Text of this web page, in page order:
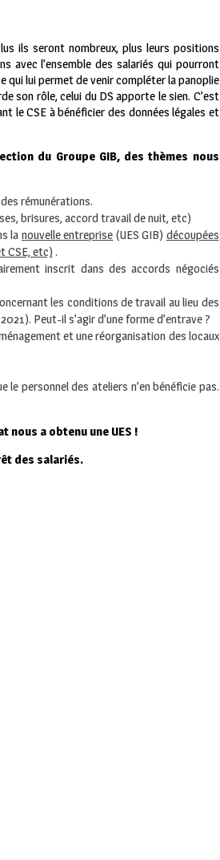
ils seront nombreux, plus leurs positions
avec l’ensemble des salariés qui pourront
qui lui permet de venir compléter la panoplie
son rôle, celui du DS apporte le sien. C’est
le CSE à bénéficier des données légales et
du Groupe GIB, des thèmes nous
rémunérations.
brisures, accord travail de nuit, etc)
la nouvelle entreprise (UES GIB) découpées
CSE, etc) .
inscrit dans des accords négociés
les conditions de travail au lieu des
Peut-il s’agir d’une forme d’entrave ?
et une réorganisation des locaux
personnel des ateliers n’en bénéficie pas.
nous a obtenu une UES !
des salariés.